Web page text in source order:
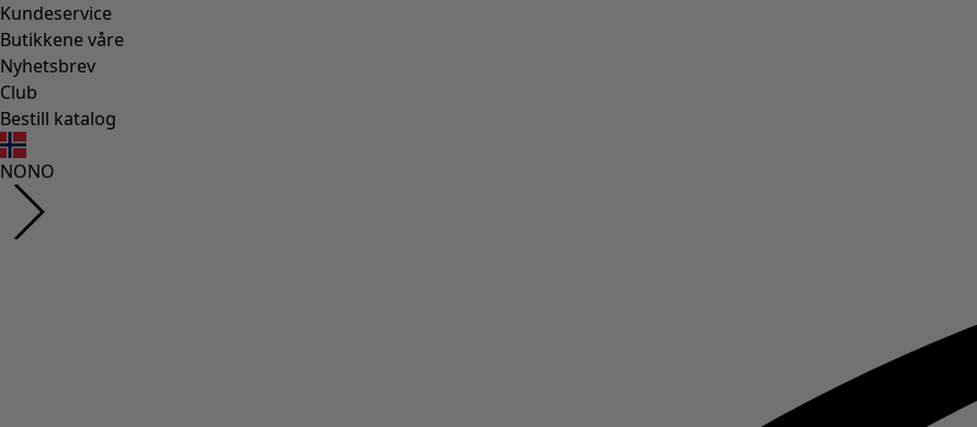
Kundeservice
Butikkene våre
Nyhetsbrev
Club
Bestill katalog
NONO